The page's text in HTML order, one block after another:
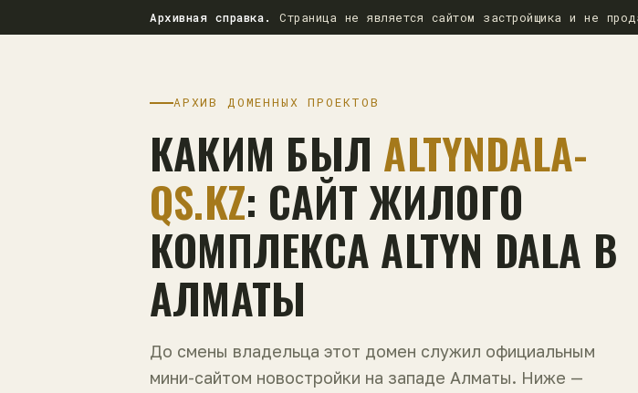
Архивная справка. Страница не является сайтом застройщика и не
АРХИВ ДОМЕННЫХ ПРОЕКТОВ
КАКИМ БЫЛ ALTYNDALA-
QS.KZ: САЙТ ЖИЛОГО
КОМПЛЕКСА ALTYN DALA В
АЛМАТЫ
До смены владельца этот домен служил официальным
мини-сайтом новостройки на западе Алматы. Ниже —